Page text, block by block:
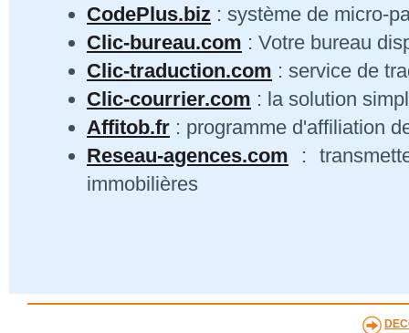
CodePlus.biz : système de micro-
Clic-bureau.com : Votre bureau
Clic-traduction.com : service de
Clic-courrier.com : la solution
Affitob.fr : programme d'affiliation
Reseau-agences.com :
immobilières